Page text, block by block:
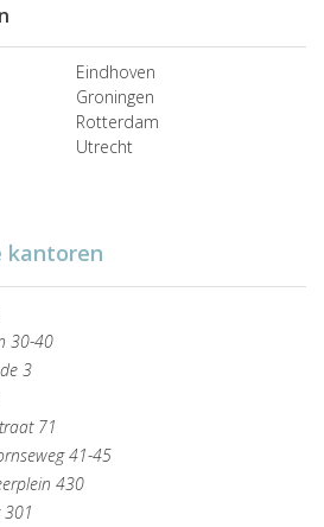
Eindhoven
Groningen
Rotterdam
Utrecht
kantoren
30-40
3
71
41-45
430
301